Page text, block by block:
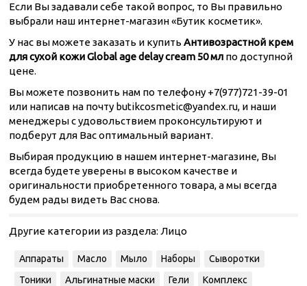
Если Вы задавали себе такой вопрос, то Вы правильно
выбрали наш интернет-магазин «Бутик косметик».
У нас вы можете заказать и купить Антивозрастной крем
для сухой кожи Global age delay cream 50 мл по доступной
цене.
Вы можете позвонить нам по телефону +7(977)721-39-01
или написав на почту butikcosmetic@yandex.ru, и наши
менеджеры с удовольствием проконсультируют и
подберут для Вас оптимальный вариант.
Выбирая продукцию в нашем интернет-магазине, Вы
всегда будете уверены в высоком качестве и
оригинальности приобретенного товара, а мы всегда
будем рады видеть Вас снова.
Другие категории из раздела: Лицо
Аппараты Масло Мыло Наборы
Сыворотки
Тоники
Альгинатные маски Гели
Комплекс